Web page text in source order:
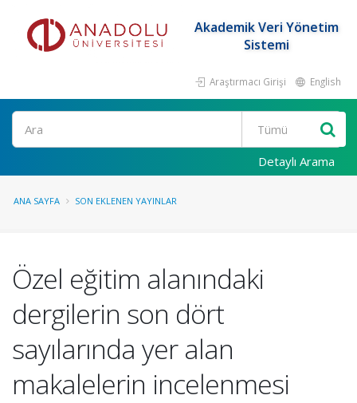
Akademik Veri Yönetim
Sistemi
Araştırmacı Girişi English
Ara
Detaylı Arama
ANA SAYFA SON EKLENEN YAYINLAR
Özel eğitim alanındaki
dergilerin son dört
sayılarında yer alan
makalelerin incelenmesi